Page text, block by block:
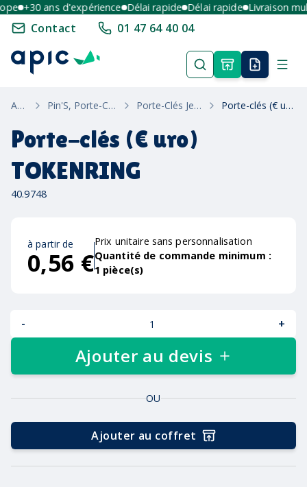
+30 ans d'expérience Délai rapide Délai rapide Livraison
Contact 01 47 64 40 04
Accueil Pin'S, Porte-Cles & Bracelets Porte-Clés Jeton De Caddie Porte-clés (€ uro) TOKENRING
Porte-clés (€ uro)
TOKENRING
40.9748
à partir de
0,56 €
Prix unitaire sans personnalisation
Quantité de commande minimum :
1 pièce(s)
- +
Ajouter au devis
OU
Ajouter au coffret